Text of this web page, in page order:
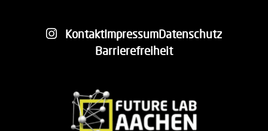
KontaktImpressumDatenschutz
Barrierefreiheit